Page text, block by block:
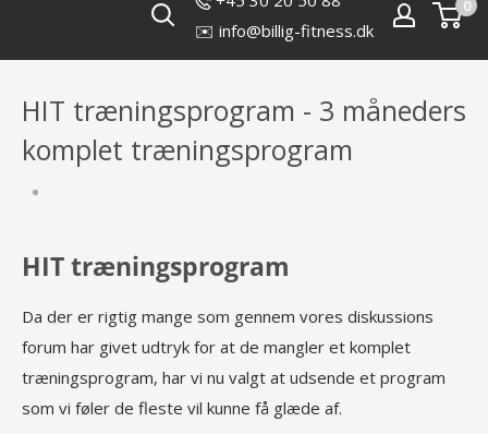
✉️ info@billig-fitness.dk
0
HIT træningsprogram - 3 måneders
komplet træningsprogram
HIT træningsprogram
Da der er rigtig mange som gennem vores diskussions
forum har givet udtryk for at de mangler et komplet
træningsprogram, har vi nu valgt at udsende et program
som vi føler de fleste vil kunne få glæde af.